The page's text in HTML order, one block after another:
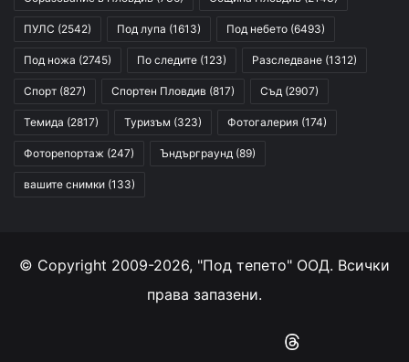
ПУЛС (2542) Под лупа (1613) Под небето (6493)
Под ножа (2745) По следите (123) Разследване (1312)
Спорт (827) Спортен Пловдив (817) Съд (2907)
Темида (2817) Туризъм (323) Фотогалерия (174)
Фоторепортаж (247) Ъндърграунд (89)
вашите снимки (133)
© Copyright 2009-2026, "Под тепето" ООД. Всички
права запазени.
Instagram
RSS